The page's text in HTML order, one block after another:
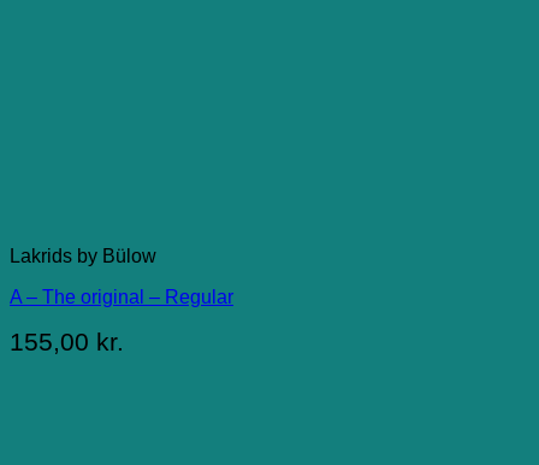
Lakrids by Bülow
A – The original – Regular
155,00 kr.